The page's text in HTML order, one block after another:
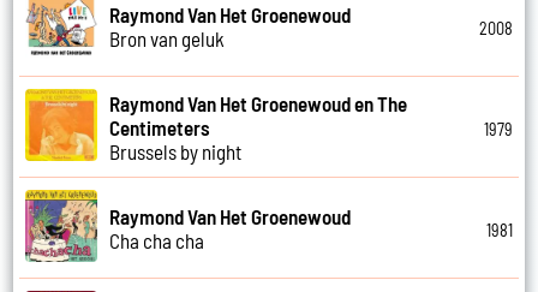
Raymond Van Het Groenewoud
Bron van geluk
2008
Raymond Van Het Groenewoud en The
Centimeters
Brussels by night
1979
Raymond Van Het Groenewoud
Cha cha cha
1981